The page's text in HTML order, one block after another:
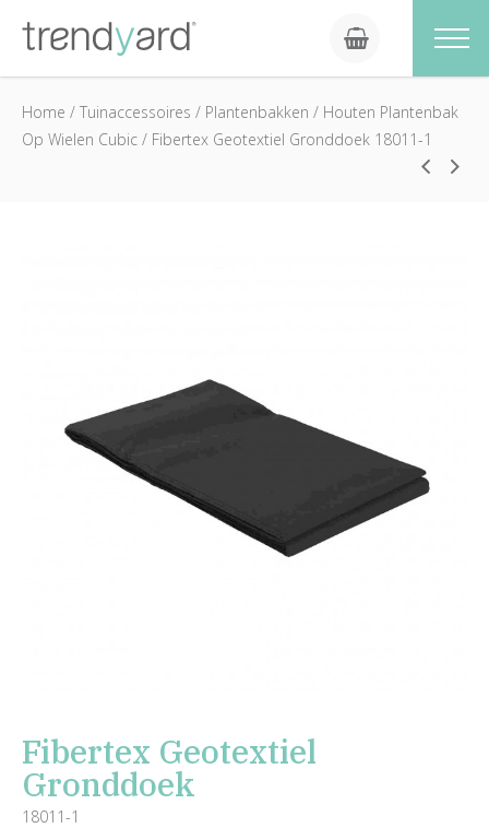
Home / Tuinaccessoires / Plantenbakken / Houten Plantenbak
Op Wielen Cubic / Fibertex Geotextiel Gronddoek 18011-1
Fibertex Geotextiel
Gronddoek
18011-1